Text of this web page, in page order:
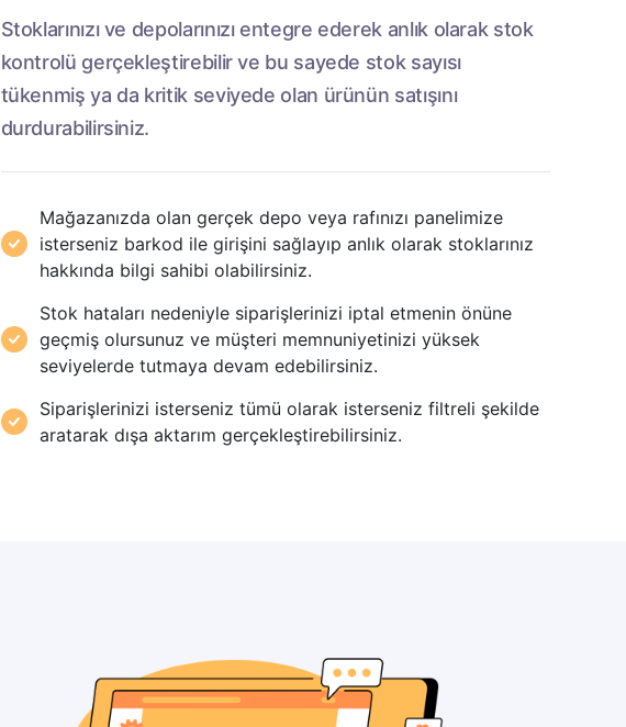
Stoklarınızı ve depolarınızı entegre ederek anlık olarak stok
kontrolü gerçekleştirebilir ve bu sayede stok sayısı
tükenmiş ya da kritik seviyede olan ürünün satışını
durdurabilirsiniz.
Mağazanızda olan gerçek depo veya rafınızı panelimize
isterseniz barkod ile girişini sağlayıp anlık olarak stoklarınız
hakkında bilgi sahibi olabilirsiniz.
Stok hataları nedeniyle siparişlerinizi iptal etmenin önüne
geçmiş olursunuz ve müşteri memnuniyetinizi yüksek
seviyelerde tutmaya devam edebilirsiniz.
Siparişlerinizi isterseniz tümü olarak isterseniz filtreli şekilde
aratarak dışa aktarım gerçekleştirebilirsiniz.